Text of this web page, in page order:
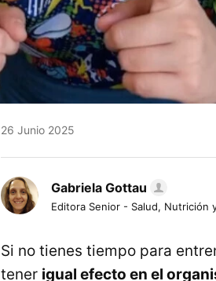
26 Junio 2025
Gabriela Gottau
Editora Senior - Salud, Nutrición
Si no tienes tiempo para
tener igual efecto en el